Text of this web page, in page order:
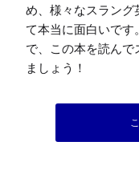
め、様々なスラング
て本当に面白いで
で、この本を読ん
ましょう！